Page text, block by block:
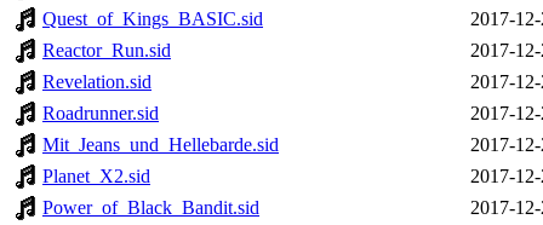
Quest_of_Kings_BASIC.sid
2017-
Reactor_Run.sid
2017-
Revelation.sid
2017-
Roadrunner.sid
2017-
Mit_Jeans_und_Hellebarde.sid
2017-
Planet_X2.sid
2017-
Power_of_Black_Bandit.sid
2017-